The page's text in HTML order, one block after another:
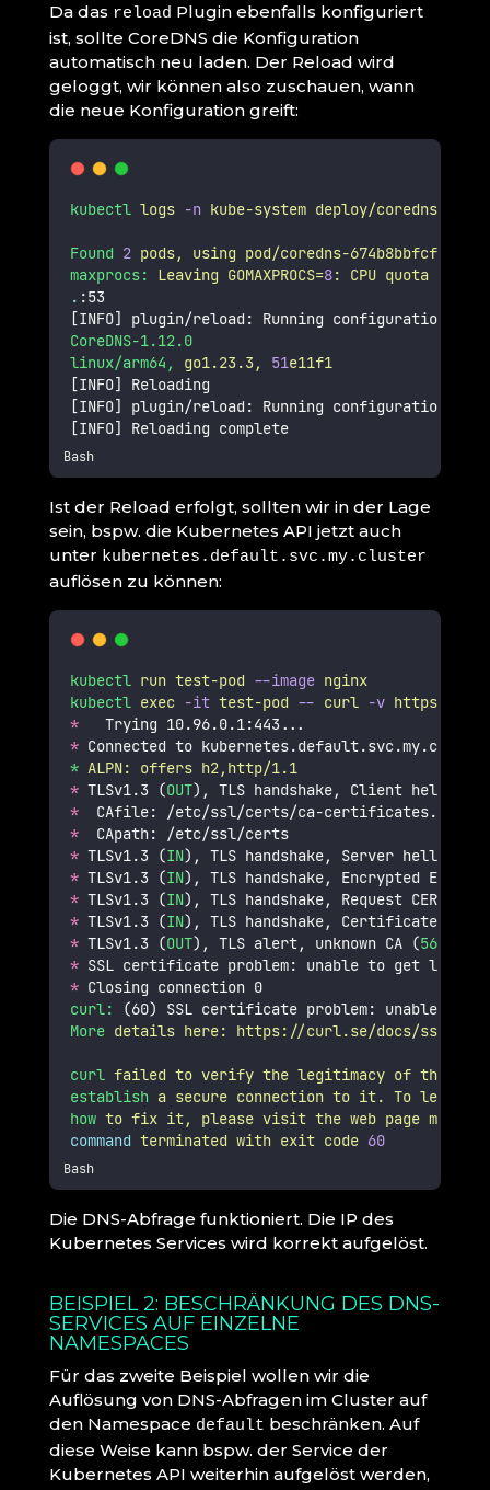
Da das reload Plugin ebenfalls konfiguriert
ist, sollte CoreDNS die Konfiguration
automatisch neu laden. Der Reload wird
geloggt, wir können also zuschauen, wann
die neue Konfiguration greift:
kubectl logs -n kube-system deploy/coredns
Found 2 pods, using pod/coredns-674b8bbfcf-rdq5v
maxprocs:
Leaving GOMAXPROCS=8: CPU quota
. :53
[INFO] plugin/reload: Running configuration SHA512
CoreDNS-1.12.0
linux/arm64,
go1.23.3, 51e11f1
[INFO] Reloading
[INFO] plugin/reload: Running configuration SHA512
[INFO] Reloading complete
Bash
Ist der Reload erfolgt, sollten wir in der Lage
sein, bspw. die Kubernetes API jetzt auch
unter kubernetes.default.svc.my.cluster
auflösen zu können:
kubectl run test-pod --image nginx
kubectl exec -it test-pod -- curl -v https://
*
   Trying 10.96.0.1:443...
* Connected to
* ALPN: offers h2,http/1.1
* TLSv1.3 (OUT), TLS handshake, Client hello (
*
  CAfile: /etc/ssl/certs/ca-certificates.crt
*
  CApath: /etc/ssl/certs
* TLSv1.3 (IN), TLS handshake, Server hello (
* TLSv1.3 (IN), TLS handshake, Encrypted
* TLSv1.3 (IN), TLS handshake, Request CERT (
* TLSv1.3 (IN), TLS handshake, Certificate (
* TLSv1.3 (OUT), TLS alert, unknown CA (560
* SSL certificate problem: unable to get local
* Closing connection 0
curl: (60) SSL certificate problem: unable to
More details here: https://curl.se/docs/
curl failed to verify the legitimacy of the
establish a secure connection to it. To learn
how to fix it, please visit the web page
command terminated with exit code 60
Bash
Die DNS-Abfrage funktioniert. Die IP des
Kubernetes Services wird korrekt aufgelöst.
BEISPIEL 2: BESCHRÄNKUNG DES DNS-
SERVICES AUF EINZELNE
NAMESPACES
Für das zweite Beispiel wollen wir die
Auflösung von DNS-Abfragen im Cluster auf
den Namespace default beschränken. Auf
diese Weise kann bspw. der Service der
Kubernetes API weiterhin aufgelöst werden,